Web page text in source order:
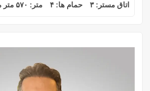
اتاق مستر:۳ حمام ها: ۴ متر: ۵۷۰ متر مربع